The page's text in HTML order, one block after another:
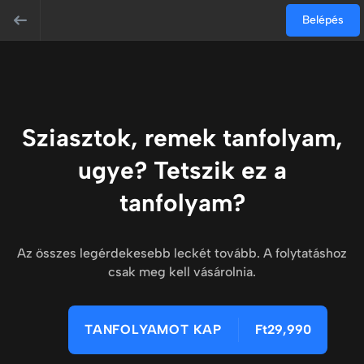
Belépés
Sziasztok, remek tanfolyam,
ugye? Tetszik ez a
tanfolyam?
Az összes legérdekesebb leckét tovább. A folytatáshoz
csak meg kell vásárolnia.
TANFOLYAMOT KAP Ft29,990